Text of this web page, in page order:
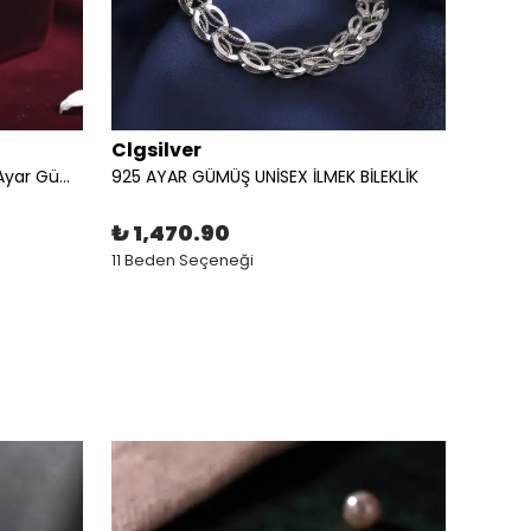
Gold Unisex Harfli Bileklik | 925 Ayar Gümüş Kişiye Özel Minimal Tasarım
Clgsilver
925 AYAR GÜMÜŞ UNİSEX İLMEK BİLEKLİK
₺ 1,470.90
11 Beden Seçeneği